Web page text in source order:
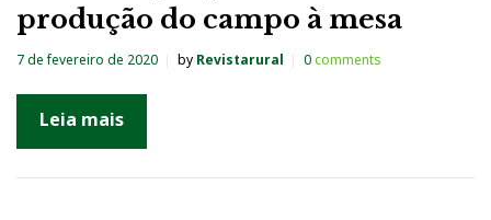
produção do campo à mesa
7 de fevereiro de 2020 by Revistarural 0comments
Leia mais